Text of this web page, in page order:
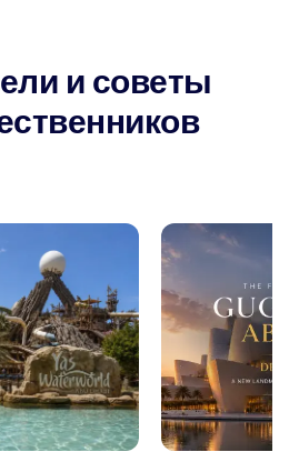
и советы